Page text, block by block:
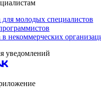
для молодых специалистов
в некоммерческих
уведомлений